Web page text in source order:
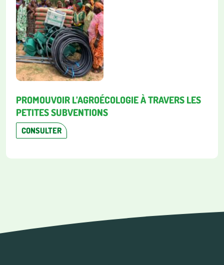
PROMOUVOIR L’AGROÉCOLOGIE À TRAVERS LES
PETITES SUBVENTIONS
CONSULTER